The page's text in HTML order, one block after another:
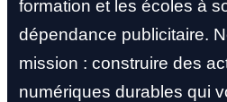
formation et les écoles à
dépendance publicitaire.
mission : construire des
numériques durables qui